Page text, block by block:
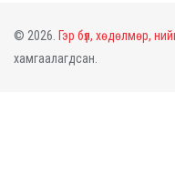
© 2026. Гэр бүл, хөдөлмөр,
хамгаалагдсан.